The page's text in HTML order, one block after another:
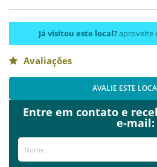
Já visitou este local?aproveite
Avaliações
AVALIE ESTE
Entre em contato e
e-mail: